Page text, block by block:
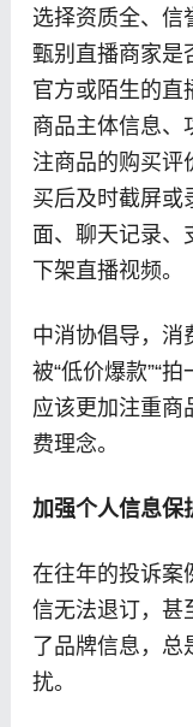
选择资质全、信
甄别直播商家是
官方或陌生的直
商品主体信息、
注商品的购买评
买后及时截屏或
面、聊天记录、
下架直播视频。
中消协倡导，消
被“低价爆款”“
应该更加注重商
费理念。
加强个人信息保
在往年的投诉案
信无法退订，甚
了品牌信息，总
扰。